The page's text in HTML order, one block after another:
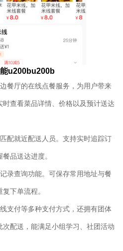
u200bu200b
餐厅的在线点餐服务，为用户带来
查看菜品详情、价格以及预计送达
配就近配送人员。支持实时追踪订
品送达进度。
录查询功能。可保存常用地址与餐
下单流程。
支付等多种支付方式，还拥有团体
配送，能满足小组学习、社团活动